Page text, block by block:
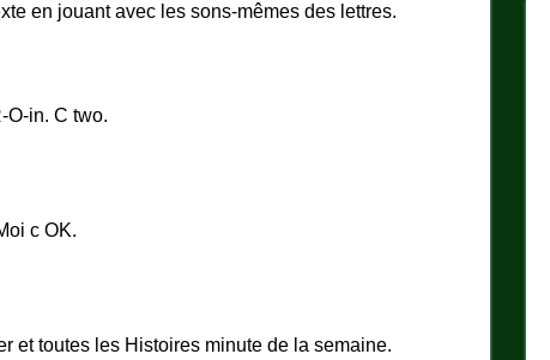
en jouant avec les sons-mêmes des lettres.
O-in. C two.
c OK.
et toutes les Histoires minute de la semaine.